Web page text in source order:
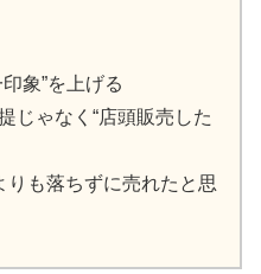
象”を上げる
じゃなく“店頭販売した
りも落ちずに売れたと思